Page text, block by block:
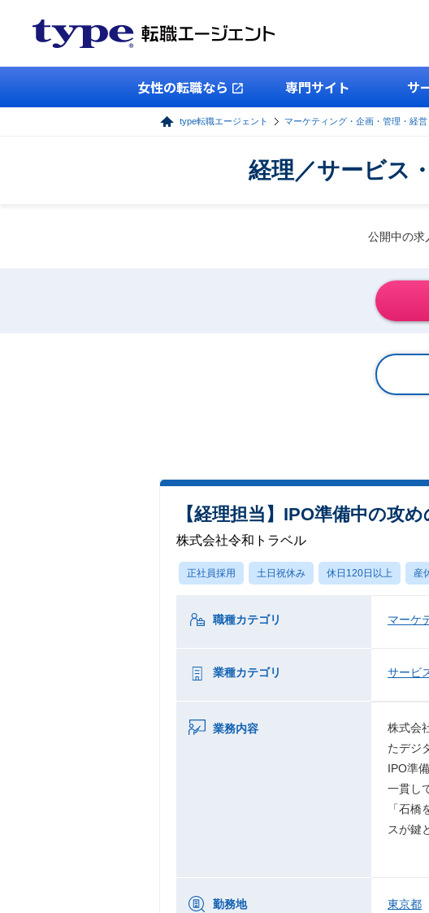
女性の転職なら 専門サイト サ
type転職エージェント マーケティング・企画・管理・経営
経理／サービス
公開中の求
【経理担当】IPO準備中の攻
株式会社令和トラベル
正社員採用 土日祝休み 休日120日以上 産
職種カテゴリ マーケ
業種カテゴリ サービ
業務内容
株式会
たデジ
IPO準
一貫し
「石
スが鍵
勤務地 東京都